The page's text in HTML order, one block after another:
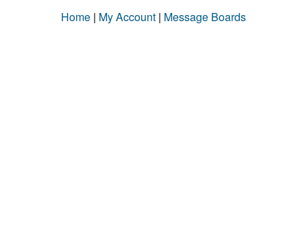
Home | My Account | Message Boards